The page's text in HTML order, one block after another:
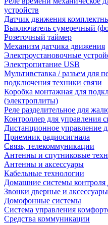
устройств
Датчик движения
Выключатель сумеречный
Розеточный таймер
Механизм датчика движения
Электроустановочные
Электропитание USB
Мультивставка / разъем для
подключения техники связи
Коробка монтажная для
(электроплиты)
Реле разделительное для
Контроллер для управления
Дистанционное управление
Приемник радиосигнала
Связь, телекоммуникации
Антенны и спутниковые
Антенны и аксессуары
Кабельные технологии
Домашние системы контроля
Звонки дверные и аксессуары
Домофонные системы
Система управления
Средства коммуникации